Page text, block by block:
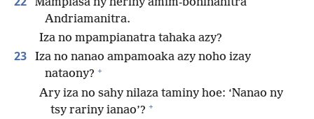
Andriamanitra.
Iza no mpampianatra tahaka azy?
23
Iza no nanao ampamoaka azy noho izay
nataony? +
Ary iza no sahy nilaza taminy hoe: ‘Nanao ny
tsy rariny ianao’? +